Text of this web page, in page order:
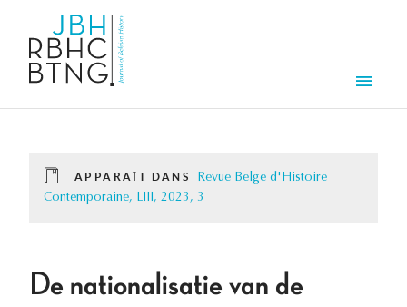
APPARAÎT DANS
Revue Belge d'Histoire
Contemporaine, LIII, 2023, 3
De nationalisatie van de